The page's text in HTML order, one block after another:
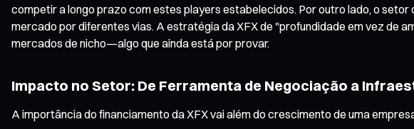
competir a longo prazo com estes players estabelecidos. Por outro lado, o
mercado por diferentes vias. A estratégia da XFX de "profundidade em vez de
mercados de nicho—algo que ainda está por provar.
Impacto no Setor: De Ferramenta de Negociação a
A importância do financiamento da XFX vai além do crescimento de uma